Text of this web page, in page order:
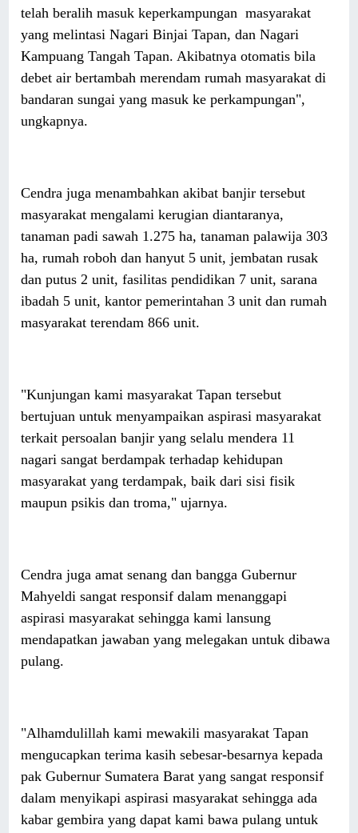
telah beralih masuk keperkampungan masyarakat
yang melintasi Nagari Binjai Tapan, dan Nagari
Kampuang Tangah Tapan. Akibatnya otomatis bila
debet air bertambah merendam rumah masyarakat di
bandaran sungai yang masuk ke perkampungan",
ungkapnya.
Cendra juga menambahkan akibat banjir tersebut
masyarakat mengalami kerugian diantaranya,
tanaman padi sawah 1.275 ha, tanaman palawija 303
ha, rumah roboh dan hanyut 5 unit, jembatan rusak
dan putus 2 unit, fasilitas pendidikan 7 unit, sarana
ibadah 5 unit, kantor pemerintahan 3 unit dan rumah
masyarakat terendam 866 unit.
"Kunjungan kami masyarakat Tapan tersebut
bertujuan untuk menyampaikan aspirasi masyarakat
terkait persoalan banjir yang selalu mendera 11
nagari sangat berdampak terhadap kehidupan
masyarakat yang terdampak, baik dari sisi fisik
maupun psikis dan troma," ujarnya.
Cendra juga amat senang dan bangga Gubernur
Mahyeldi sangat responsif dalam menanggapi
aspirasi masyarakat sehingga kami lansung
mendapatkan jawaban yang melegakan untuk dibawa
pulang.
"Alhamdulillah kami mewakili masyarakat Tapan
mengucapkan terima kasih sebesar-besarnya kepada
pak Gubernur Sumatera Barat yang sangat responsif
dalam menyikapi aspirasi masyarakat sehingga ada
kabar gembira yang dapat kami bawa pulang untuk